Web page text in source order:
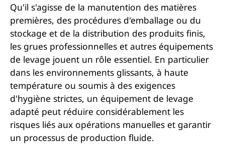
Qu'il s'agisse de la manutention des matières
premières, des procédures d'emballage ou du
stockage et de la distribution des produits finis,
les grues professionnelles et autres équipements
de levage jouent un rôle essentiel. En particulier
dans les environnements glissants, à haute
température ou soumis à des exigences
d'hygiène strictes, un équipement de levage
adapté peut réduire considérablement les
risques liés aux opérations manuelles et garantir
un processus de production fluide.